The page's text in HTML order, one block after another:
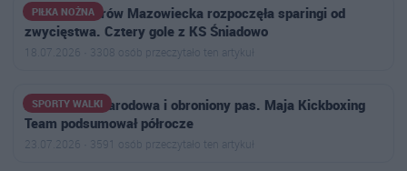
PIŁKA NOŻNA
Ostrovia Ostrów Mazowiecka rozpoczęła sparingi od
zwycięstwa. Cztery gole z KS Śniadowo
18.07.2026 · 3308 osób przeczytało ten artykuł
SPORTY WALKI
Złoto, kadra narodowa i obroniony pas. Maja Kickboxing
Team podsumował półrocze
23.07.2026 · 3591 osób przeczytało ten artykuł